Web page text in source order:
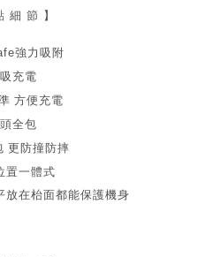
細 節 】
強力吸附
充電
方便充電
全包
更防撞防摔
置一體式
放在枱面都能保護機身